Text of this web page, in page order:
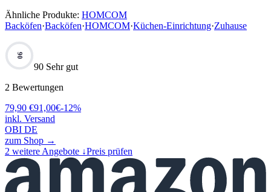
Ähnliche Produkte: HOMCOM
Backöfen·Backöfen·HOMCOM·Küchen-Einrichtung·Zuhause
90
90 Sehr gut
2 Bewertungen
79,90 €91,00€-12%
inkl. Versand
OBI DE
zum Shop →
2 weitere Angebote ↓Preis prüfen